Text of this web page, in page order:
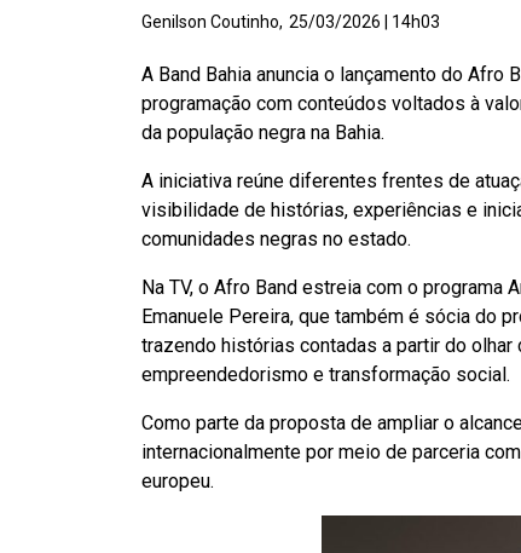
Genilson Coutinho, 25/03/2026 | 14h03
A Band Bahia anuncia o lançamento do Afro
programação com conteúdos voltados à
da população negra na Bahia.
A iniciativa reúne diferentes frentes de
visibilidade de histórias, experiências e
comunidades negras no estado.
Na TV, o Afro Band estreia com o
Emanuele Pereira, que também é sócia do
trazendo histórias contadas a partir do
empreendedorismo e transformação social.
Como parte da proposta de ampliar o
internacionalmente por meio de parceria
europeu.